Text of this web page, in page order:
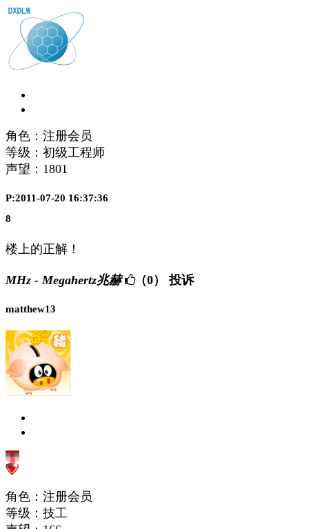
角色：注册会员
等级：初级工程师
声望： 1801
P:2011-07-20 16:37:36
8
楼上的正解！
MHz - Megahertz兆赫 （0） 投诉
matthew13
角色：注册会员
等级：技工